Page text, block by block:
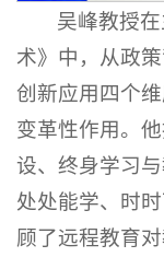
吴峰教授
术》中，从政
创新应用四个
变革性作用。
设、终身学习与
处处能学、时
顾了远程教育